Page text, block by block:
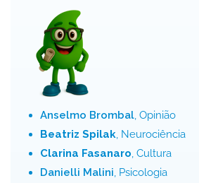
Anselmo Brombal, Opinião
Beatriz Spilak, Neurociência
Clarina Fasanaro, Cultura
Danielli Malini, Psicologia